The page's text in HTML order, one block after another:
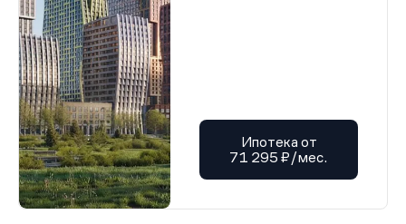
Ипотека от
71 295 ₽/мес.